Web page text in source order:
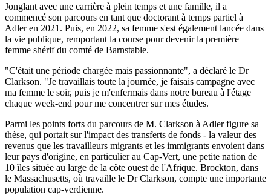
Jonglant avec une carrière à plein temps et une famille, il a
commencé son parcours en tant que doctorant à temps partiel à
Adler en 2021. Puis, en 2022, sa femme s'est également lancée dans
la vie publique, remportant la course pour devenir la première
femme shérif du comté de Barnstable.
"C'était une période chargée mais passionnante", a déclaré le Dr
Clarkson. "Je travaillais toute la journée, je faisais campagne avec
ma femme le soir, puis je m'enfermais dans notre bureau à l'étage
chaque week-end pour me concentrer sur mes études.
Parmi les points forts du parcours de M. Clarkson à Adler figure sa
thèse, qui portait sur l'impact des transferts de fonds - la valeur des
revenus que les travailleurs migrants et les immigrants envoient dans
leur pays d'origine, en particulier au Cap-Vert, une petite nation de
10 îles située au large de la côte ouest de l'Afrique. Brockton, dans
le Massachusetts, où travaille le Dr Clarkson, compte une importante
population cap-verdienne.